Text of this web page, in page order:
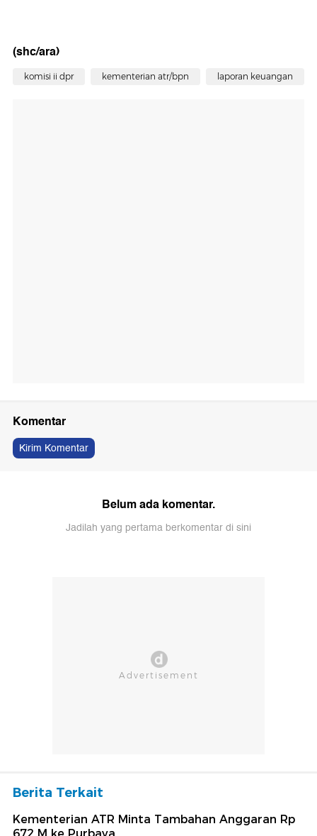
(shc/ara)
komisi ii dpr kementerian atr/bpn laporan keuangan
Komentar
Kirim Komentar
Belum ada komentar.
Jadilah yang pertama berkomentar di sini
Berita Terkait
Kementerian ATR Minta Tambahan Anggaran Rp